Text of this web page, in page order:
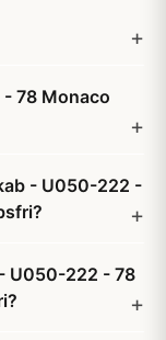
78 Monaco
- U050-222 -
U050-222 - 78